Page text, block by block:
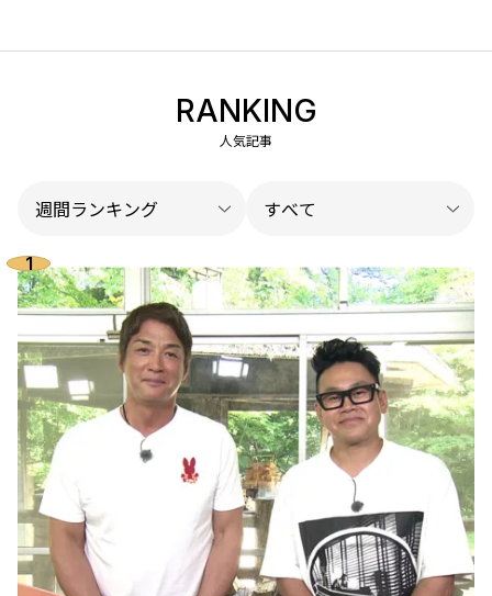
RANKING
人気記事